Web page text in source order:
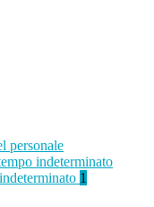
personale
indeterminato
1